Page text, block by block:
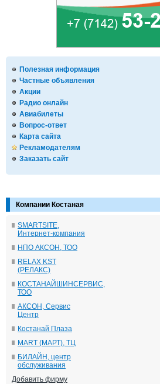
Полезная информация
Частные объявления
Акции
Радио онлайн
Авиабилеты
Вопрос-ответ
Карта сайта
Рекламодателям
Заказать сайт
Компании Костаная
SMARTSITE,
Интернет-компания
НПО АКСОН, ТОО
RELAX KST
(РЕЛАКС)
КОСТАНАЙШИНСЕРВИС,
ТОО
АКСОН, Сервис
Центр
Костанай Плаза
MART (МАРТ), ТЦ
БИЛАЙН, центр
обслуживания
Добавить фирму